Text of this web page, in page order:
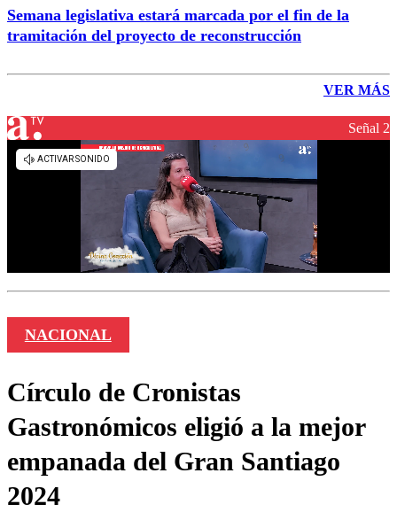
Semana legislativa estará marcada por el fin de la
tramitación del proyecto de reconstrucción
VER MÁS
Señal 2
NACIONAL
Círculo de Cronistas
Gastronómicos eligió a la mejor
empanada del Gran Santiago
2024